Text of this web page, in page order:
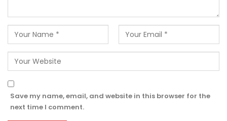
Save my name, email, and website in this browser for the
next time I comment.